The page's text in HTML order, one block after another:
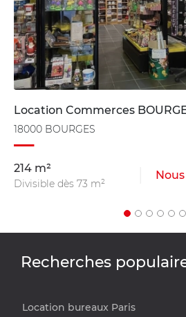
Location Commerces
18000 BOURGES
214 m²
Divisible dès 73 m²
Recherches
Location bureaux Paris